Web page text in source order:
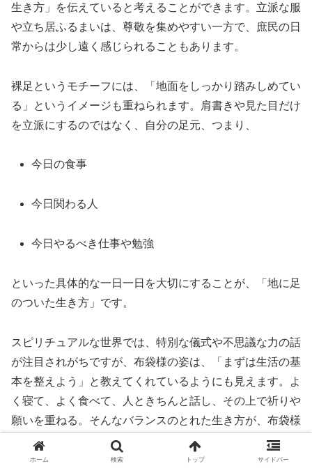
生き方」を伝えていると考えることができます。立派な服
や立ち居ふるまいは、尊敬を集めやすい一方で、庶民の日
常からは少し遠く感じられることもあります。
裸足というモチーフには、「地面をしっかり踏みしめてい
る」というイメージも重ねられます。肩書きや見た目だけ
を立派にするのではなく、自分の足元、つまり、
今日の食事
今日関わる人
今日やるべき仕事や勉強
といった具体的な一日一日を大切にすることが、「地に足
のついた生き方」です。
スピリチュアルな世界では、特別な儀式や不思議な力の話
が注目されがちですが、布袋様の姿は、「まずは生活の基
本を整えよう」と教えてくれているようにも見えます。よ
く寝て、よく食べて、人ときちんと話し、その上で祈りや
願いを重ねる。そんなバランスのとれた生き方が、布袋様
と相性の良いあり方だと言えるでしょう。
ホーム 検索 トップ サイドバー